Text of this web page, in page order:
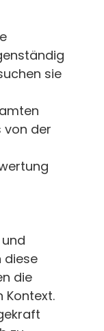
sie
von der
diese
die
Kontext.